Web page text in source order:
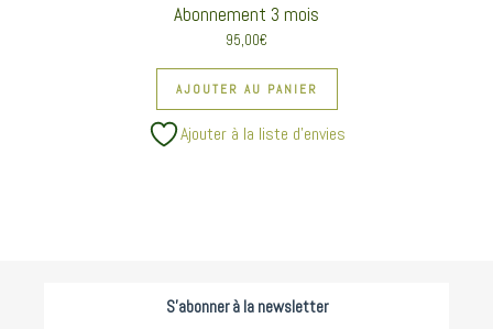
Abonnement 3 mois
95,00€
AJOUTER AU PANIER
Ajouter à la liste d’envies
S'abonner à la newsletter